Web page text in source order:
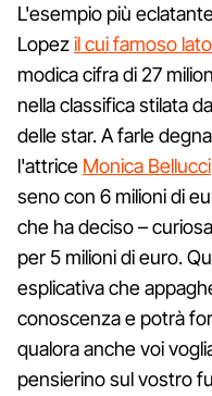
L'esempio più
Lopezil cui famoso
modica cifra di 27
nella classifica stilata
delle star. A farle
l'attrice Monica Bellucci
seno con 6 milioni di
che ha deciso –
per 5 milioni di euro.
esplicativa che
conoscenza e potrà
qualora anche voi
pensierino sul vostro